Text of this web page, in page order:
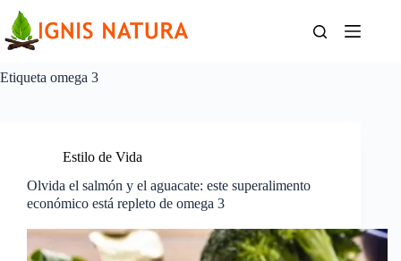
contenido
Etiqueta omega 3
Estilo de Vida
Olvida el salmón y el aguacate: este superalimento
económico está repleto de omega 3